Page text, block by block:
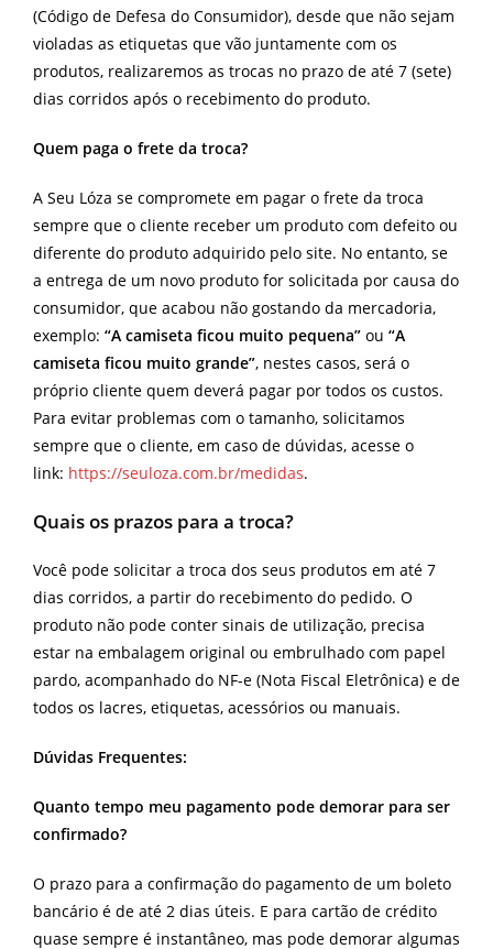
(Código de Defesa do Consumidor), desde que não sejam
violadas as etiquetas que vão juntamente com os
produtos, realizaremos as trocas no prazo de até 7 (sete)
dias corridos após o recebimento do produto.
Quem paga o frete da troca?
A Seu Lóza se compromete em pagar o frete da troca
sempre que o cliente receber um produto com defeito ou
diferente do produto adquirido pelo site. No entanto, se
a entrega de um novo produto for solicitada por causa do
consumidor, que acabou não gostando da mercadoria,
exemplo: “A camiseta ficou muito pequena” ou “A
camiseta ficou muito grande”, nestes casos, será o
próprio cliente quem deverá pagar por todos os custos.
Para evitar problemas com o tamanho, solicitamos
sempre que o cliente, em caso de dúvidas, acesse o
link: https://seuloza.com.br/medidas.
Quais os prazos para a troca?
Você pode solicitar a troca dos seus produtos em até 7
dias corridos, a partir do recebimento do pedido. O
produto não pode conter sinais de utilização, precisa
estar na embalagem original ou embrulhado com papel
pardo, acompanhado do NF-e (Nota Fiscal Eletrônica) e de
todos os lacres, etiquetas, acessórios ou manuais.
Dúvidas Frequentes:
Quanto tempo meu pagamento pode demorar para ser
confirmado?
O prazo para a confirmação do pagamento de um boleto
bancário é de até 2 dias úteis. E para cartão de crédito
quase sempre é instantâneo, mas pode demorar algumas